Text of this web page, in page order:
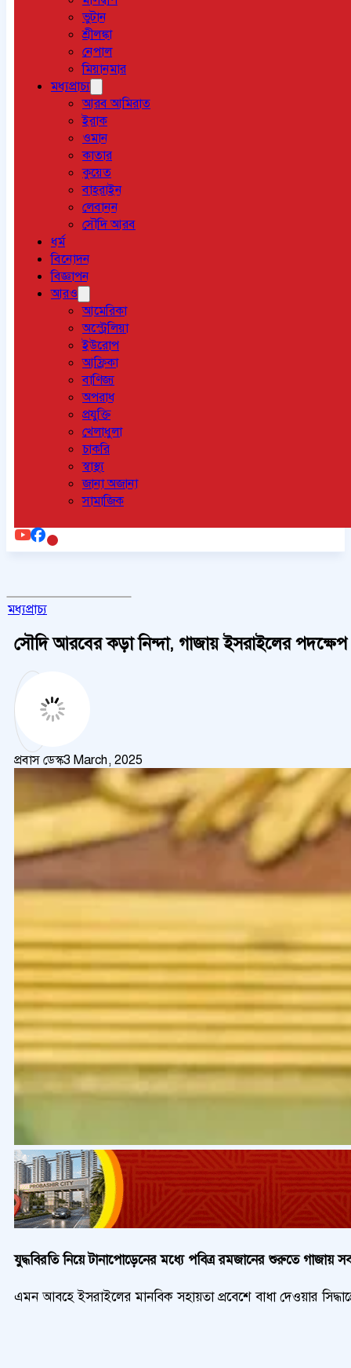
ভুটান
শ্রীলঙ্কা
নেপাল
মিয়ানমার
মধ্যপ্রাচ্য
আরব আমিরাত
ইরাক
ওমান
কাতার
কুয়েত
বাহরাইন
লেবানন
সৌদি আরব
ধর্ম
বিনোদন
বিজ্ঞাপন
আরও
আমেরিকা
অস্ট্রেলিয়া
ইউরোপ
আফ্রিকা
বাণিজ্য
অপরাধ
প্রযুক্তি
খেলাধুলা
চাকরি
স্বাস্থ্য
জানা অজানা
সামাজিক
মধ্যপ্রাচ্য
সৌদি আরবের কড়া নিন্দা, গাজায় ইসরাইলের পদক্ষেপ
প্রবাস ডেস্ক3 March, 2025
যুদ্ধবিরতি নিয়ে টানাপোড়েনের মধ্যে পবিত্র রমজানের শুরুতে
এমন আবহে ইসরাইলের মানবিক সহায়তা প্রবেশে বাধা দেওয়ার